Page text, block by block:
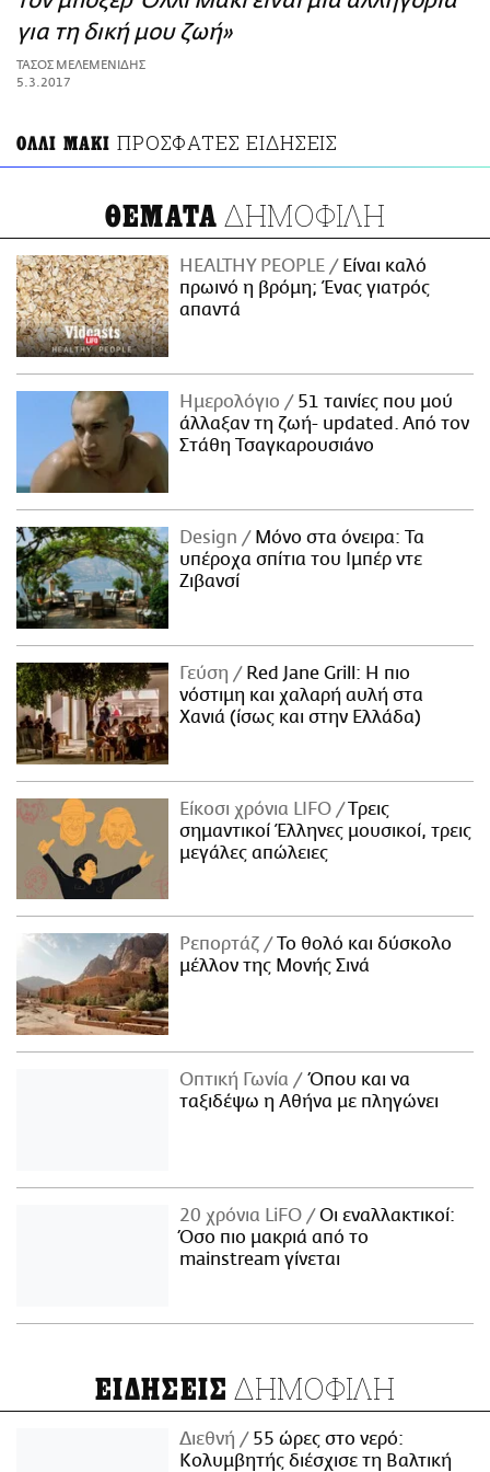
ΑΜΠΑ
PRINT
για τη δική μου ζωή»
ΤΑΣΟΣ ΜΕΛΕΜΕΝΙΔΗΣ
5.3.2017
ΟΛΛΙ ΜΑΚΙ ΠΡΟΣΦΑΤΕΣ ΕΙΔΗΣΕΙΣ
ΘΕΜΑΤΑ ΔΗΜΟΦΙΛΗ
HEALTHY PEOPLE
Είναι καλό
πρωινό η βρόμη; Ένας γιατρός
απαντά
Ημερολόγιο
51 ταινίες που μού
άλλαξαν τη ζωή- updated. Aπό τον
Στάθη Τσαγκαρουσιάνο
Design
Μόνο στα όνειρα: Τα
υπέροχα σπίτια του Ιμπέρ ντε
Ζιβανσί
Γεύση
Red Jane Grill: Η πιο
νόστιμη και χαλαρή αυλή στα
Χανιά (ίσως και στην Ελλάδα)
Είκοσι χρόνια LIFO
Tρεις
σημαντικοί Έλληνες μουσικοί, τρεις
μεγάλες απώλειες
Ρεπορτάζ
Το θολό και δύσκολο
μέλλον της Μονής Σινά
Οπτική Γωνία
Όπου και να
ταξιδέψω η Αθήνα με πληγώνει
20 χρόνια LiFO
Οι εναλλακτικοί:
Όσο πιο μακριά από το
mainstream γίνεται
ΕΙΔΗΣΕΙΣ ΔΗΜΟΦΙΛΗ
Διεθνή
55 ώρες στο νερό:
Κολυμβητής διέσχισε τη Βαλτική